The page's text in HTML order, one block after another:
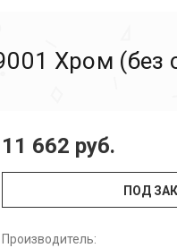
Хром (без
11 662 руб.
ПОД
Производитель: